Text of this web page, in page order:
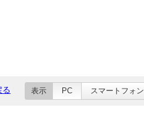
る 表示 PC スマートフォン